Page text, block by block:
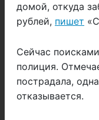
домой, откуда
рублей, пишет
Сейчас
полиция.
пострадала,
отказывается.